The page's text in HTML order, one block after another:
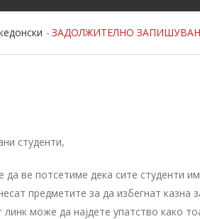
ЗАДОЛЖИТЕЛНО
студенти,
да ве потсетиме дека сите студенти
предметите за да избегнат
линк може да најдете упатство како